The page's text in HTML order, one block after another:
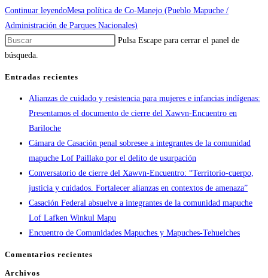
Continuar leyendoMesa política de Co-Manejo (Pueblo Mapuche /
Administración de Parques Nacionales)
Pulsa Escape para cerrar el panel de
búsqueda.
Entradas recientes
Alianzas de cuidado y resistencia para mujeres e infancias indígenas:
Presentamos el documento de cierre del Xawvn-Encuentro en
Bariloche
Cámara de Casación penal sobresee a integrantes de la comunidad
mapuche Lof Paillako por el delito de usurpación
Conversatorio de cierre del Xawvn-Encuentro: “Territorio-cuerpo,
justicia y cuidados. Fortalecer alianzas en contextos de amenaza”
Casación Federal absuelve a integrantes de la comunidad mapuche
Lof Lafken Winkul Mapu
Encuentro de Comunidades Mapuches y Mapuches-Tehuelches
Comentarios recientes
Archivos